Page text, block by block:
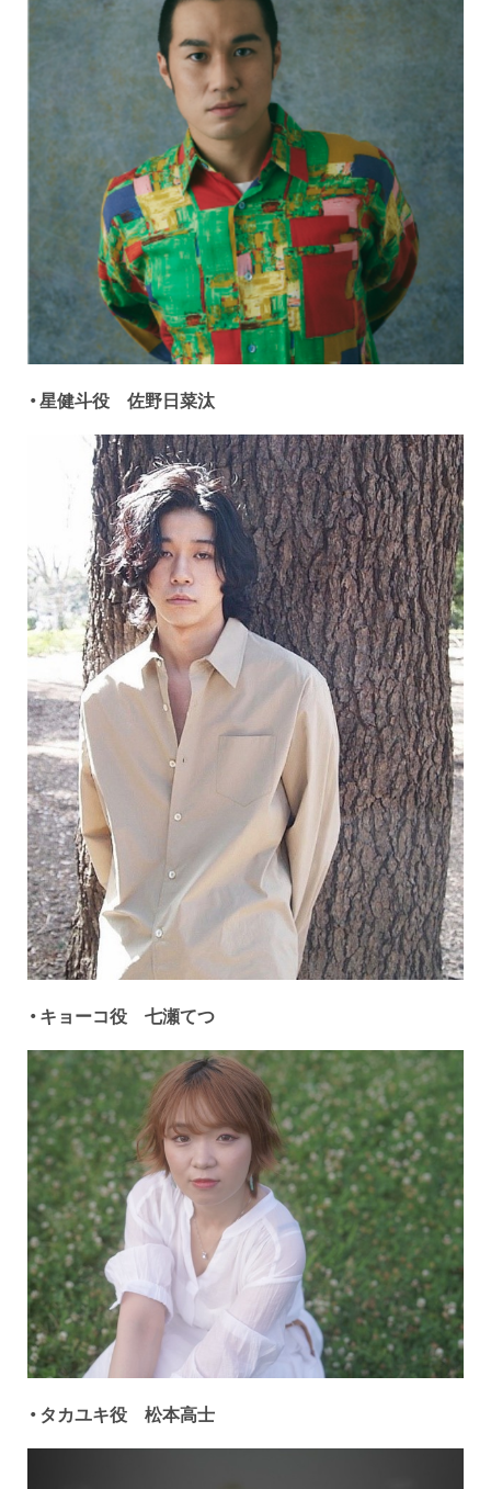
・星健斗役 佐野日菜汰
・キョーコ役 七瀬てつ
・タカユキ役 松本高士